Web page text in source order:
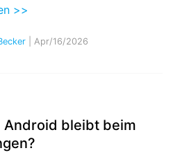
>>
| Apr/16/2026
bleibt beim